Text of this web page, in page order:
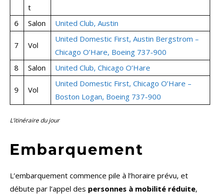
t
6 Salon United Club, Austin
7 Vol
United Domestic First, Austin Bergstrom –
Chicago O’Hare, Boeing 737-900
8
Salon United Club, Chicago O’Hare
9 Vol
United Domestic First, Chicago O’Hare –
Boston Logan, Boeing 737-900
L’itinéraire du jour
Embarquement
L’embarquement commence pile à l’horaire prévu, et
débute par l’appel des personnes à mobilité réduite,